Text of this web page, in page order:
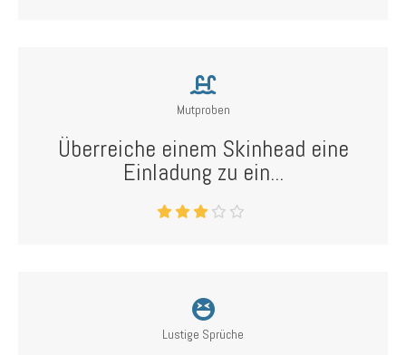
Mutproben
Überreiche einem Skinhead eine
Einladung zu ein...
Lustige Sprüche